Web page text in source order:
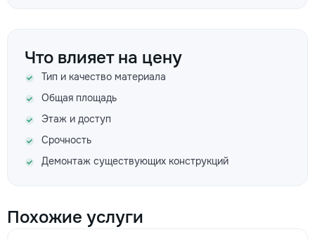
Что влияет на цену
Тип и качество материала
Общая площадь
Этаж и доступ
Срочность
Демонтаж существующих конструкций
Похожие услуги